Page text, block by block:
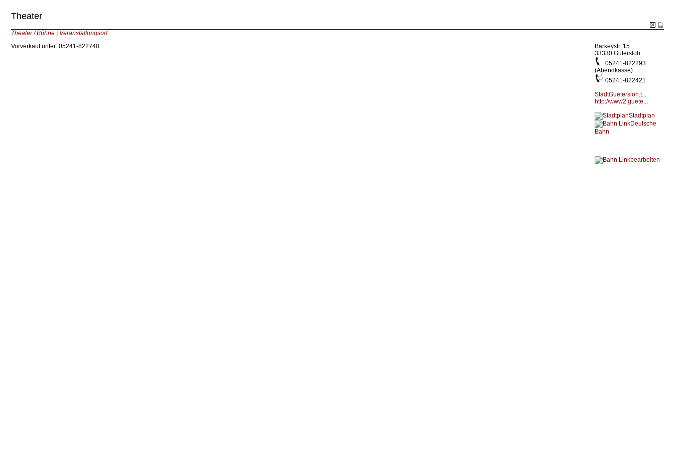
Theater
Theater / Bühne | Veranstaltungsort
Vorverkauf unter: 05241-822748
Barkeystr. 15
33330 Gütersloh
05241-822293
(Abendkasse)
05241-822421
StadtGuetersloh.t...
http://www2.guete...
Stadtplan
Deutsche
Bahn
bearbeiten